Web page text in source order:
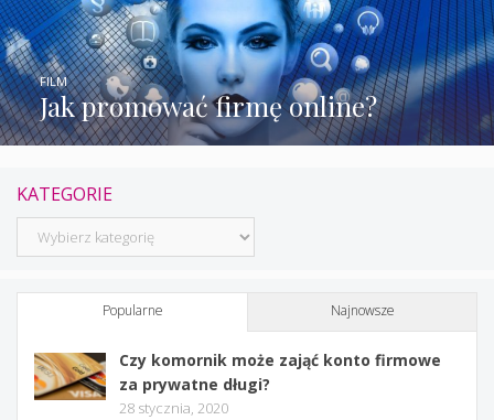
Jak promować firmę online?
FILM
KATEGORIE
Kategorie
Popularne Najnowsze
Czy komornik może zająć konto firmowe
za prywatne długi?
28 stycznia, 2020